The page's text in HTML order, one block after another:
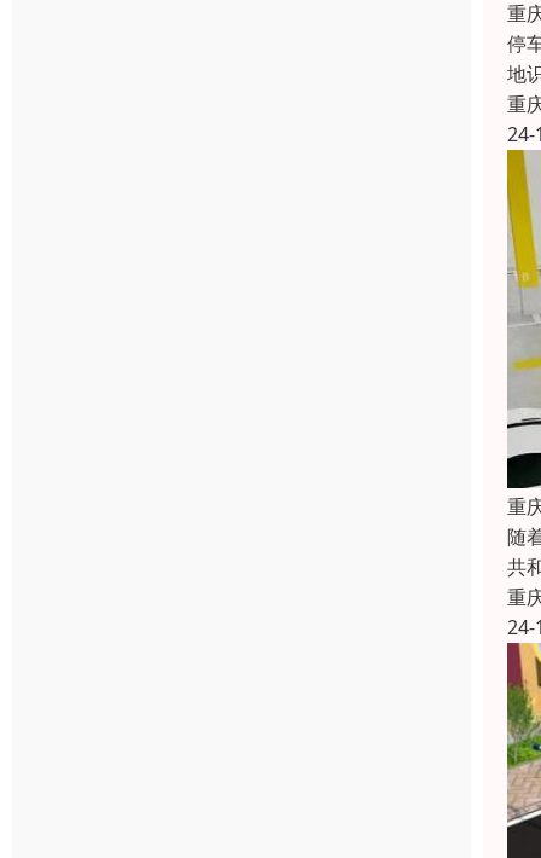
重
停
地
重
24-
重
随
共
重
24-